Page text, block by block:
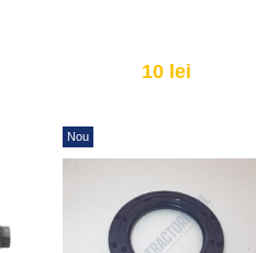
10 lei
Nou